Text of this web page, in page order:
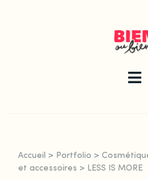
Le
Accueil > Portfolio >
et accessoires > LESS IS MORE